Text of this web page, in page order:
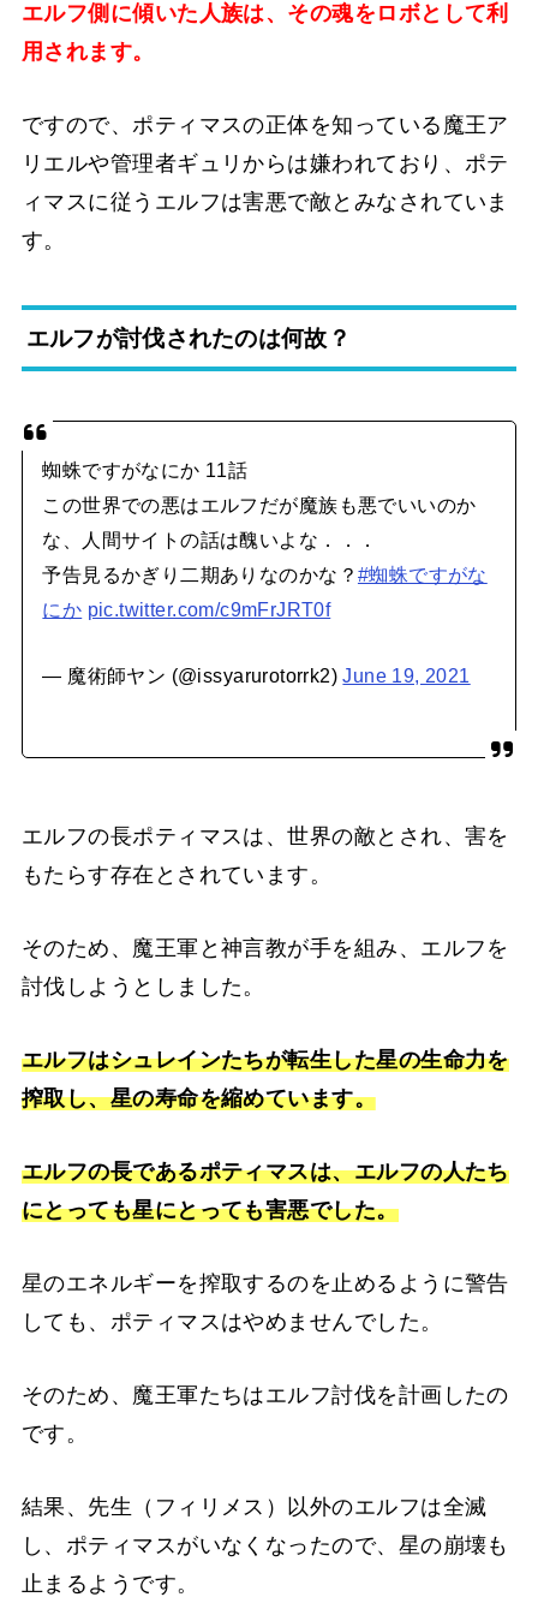
エルフ側に傾いた人族は、その魂をロボとして利
用されます。
ですので、ポティマスの正体を知っている魔王ア
リエルや管理者ギュリからは嫌われており、ポテ
ィマスに従うエルフは害悪で敵とみなされていま
す。
エルフが討伐されたのは何故？
蜘蛛ですがなにか 11話
この世界での悪はエルフだが魔族も悪でいいのか
な、人間サイトの話は醜いよな．．．
予告見るかぎり二期ありなのかな？ #蜘蛛ですがな
にか pic.twitter.com/c9mFrJRT0f
— 魔術師ヤン (@issyarurotorrk2)June 19, 2021
エルフの長ポティマスは、世界の敵とされ、害を
もたらす存在とされています。
そのため、魔王軍と神言教が手を組み、エルフを
討伐しようとしました。
エルフはシュレインたちが転生した星の生命力を
搾取し、星の寿命を縮めています。
エルフの長であるポティマスは、エルフの人たち
にとっても星にとっても害悪でした。
星のエネルギーを搾取するのを止めるように警告
しても、ポティマスはやめませんでした。
そのため、魔王軍たちはエルフ討伐を計画したの
です。
結果、先生（フィリメス）以外のエルフは全滅
し、ポティマスがいなくなったので、星の崩壊も
止まるようです。